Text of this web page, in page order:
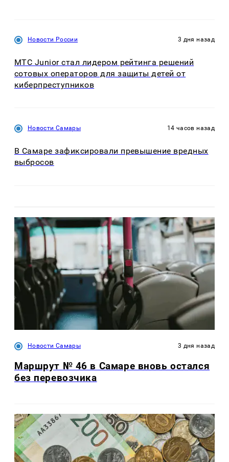
Новости России 3 дня назад
МТС Junior стал лидером рейтинга решений
сотовых операторов для защиты детей от
киберпреступников
Новости Самары 14 часов назад
В Самаре зафиксировали превышение вредных
выбросов
Новости Самары 3 дня назад
Маршрут № 46 в Самаре вновь остался
без перевозчика